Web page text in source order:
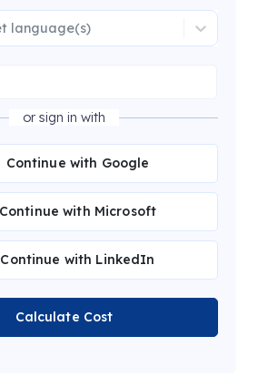
language(s)
or sign in with
Continue with Google
Continue with Microsoft
Continue with LinkedIn
Calculate Cost